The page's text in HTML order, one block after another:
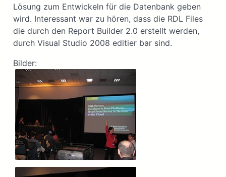
Lösung zum Entwickeln für die Datenbank geben
wird. Interessant war zu hören, dass die RDL Files
die durch den Report Builder 2.0 erstellt werden,
durch Visual Studio 2008 editier bar sind.
Bilder: